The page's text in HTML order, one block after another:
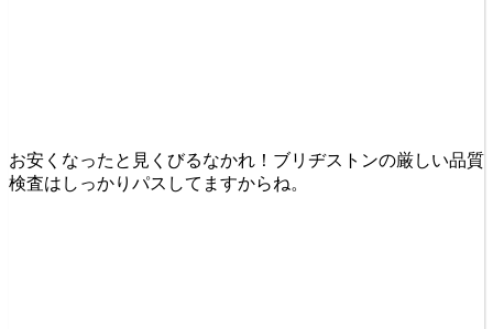
お安くなったと見くびるなかれ！ブリヂストンの厳しい品質
検査はしっかりパスしてますからね。